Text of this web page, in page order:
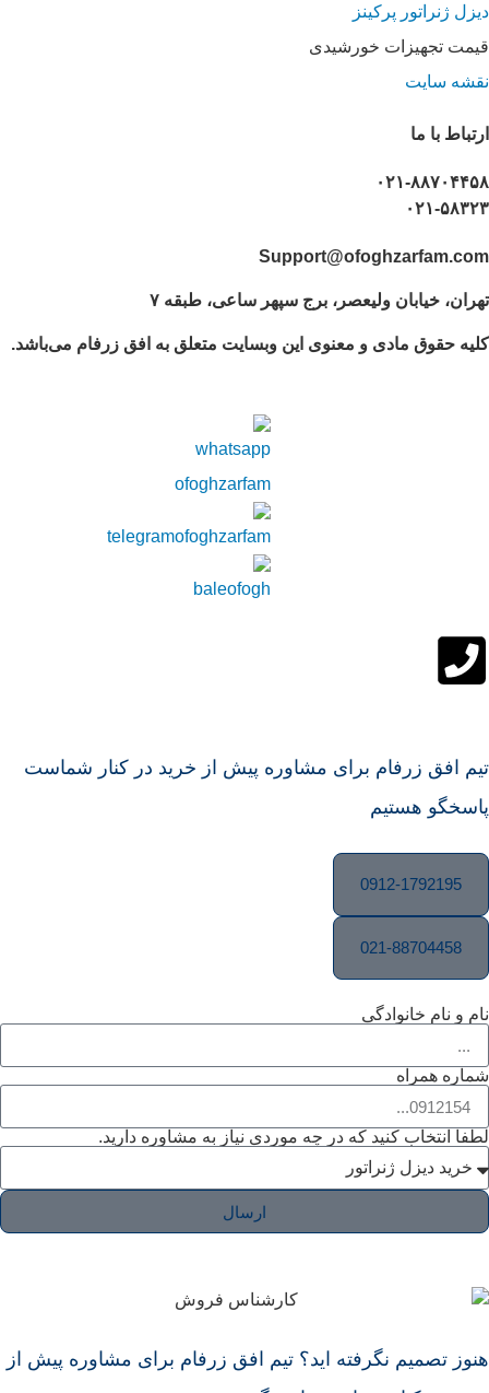
دیزل ژنراتور پرکینز
قیمت تجهیزات خورشیدی
نقشه سایت
ارتباط با ما
۰۲۱-۸۸۷۰۴۴۵۸
۰۲۱-۵۸۳۲۳
Support@ofoghzarfam.com
تهران، خیابان ولیعصر، برج سپهر ساعی، طبقه ۷
کلیه حقوق مادی و معنوی این وبسایت متعلق به افق زرفام می‌باشد.
تیم افق زرفام برای مشاوره پیش از خرید در کنار شماست
پاسخگو هستیم
0912-1792195
021-88704458
نام و نام خانوادگی
شماره همراه
لطفا انتخاب کنید که در چه موردی نیاز به مشاوره دارید.
ارسال
هنوز تصمیم نگرفته اید؟ تیم افق زرفام برای مشاوره پیش از